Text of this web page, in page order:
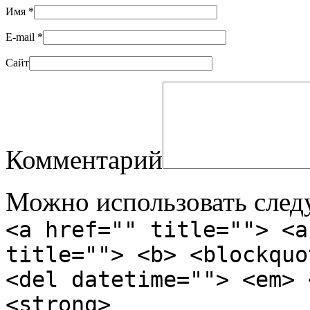
Имя *
E-mail *
Сайт
Комментарий
Можно использовать
<a href="" title="">
title=""> <b>
<del datetime="">
<strong>